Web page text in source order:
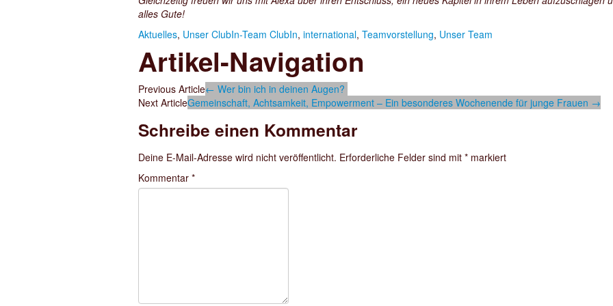
alles Gute!
Aktuelles, Unser ClubIn-Team ClubIn, international, Teamvorstellung, Unser Team
Artikel-Navigation
Previous Article← Wer bin ich in deinen Augen?
Next ArticleGemeinschaft, Achtsamkeit, Empowerment – Ein besonderes Wochenende für junge Frauen →
Schreibe einen Kommentar
Deine E-Mail-Adresse wird nicht veröffentlicht. Erforderliche Felder sind mit * markiert
Kommentar *